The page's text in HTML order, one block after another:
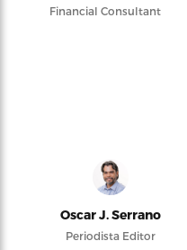
Financial Consultant
Oscar J. Serrano
Periodista Editor